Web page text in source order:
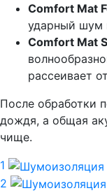
Comfort Mat
ударный шум
Comfort Mat
рассеивает
После обработки
дождя, а общая
чище.
1
2